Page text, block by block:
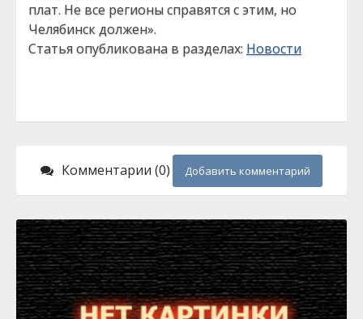
плат. Не все регионы справятся с этим, но
Челябинск должен».
Статья опубликована в разделах: Новости
Комментарии (0) Добавить комментарий